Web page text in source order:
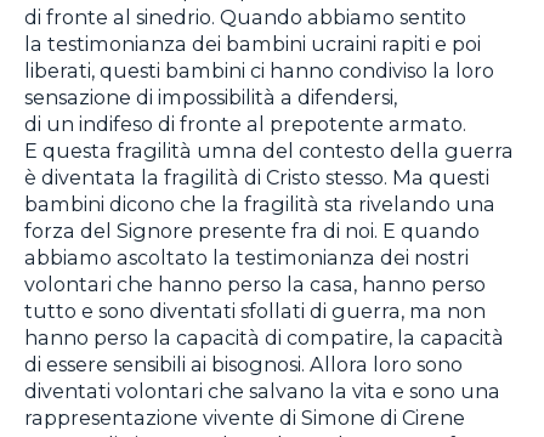
di fronte al sinedrio. Quando abbiamo sentito
la testimonianza dei bambini ucraini rapiti e poi
liberati, questi bambini ci hanno condiviso la loro
sensazione di impossibilità a difendersi,
di un indifeso di fronte al prepotente armato.
E questa fragilità umna del contesto della guerra
è diventata la fragilità di Cristo stesso. Ma questi
bambini dicono che la fragilità sta rivelando una
forza del Signore presente fra di noi. E quando
abbiamo ascoltato la testimonianza dei nostri
volontari che hanno perso la casa, hanno perso
tutto e sono diventati sfollati di guerra, ma non
hanno perso la capacità di compatire, la capacità
di essere sensibili ai bisognosi. Allora loro sono
diventati volontari che salvano la vita e sono una
rappresentazione vivente di Simone di Cirene